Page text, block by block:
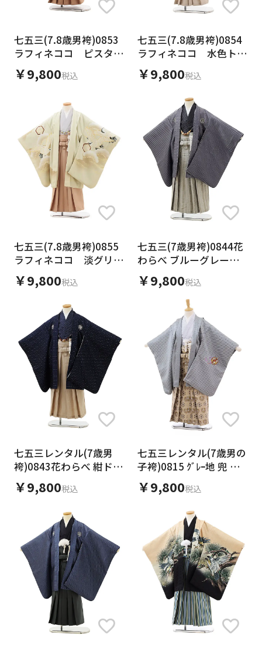
七五三(7.8歳男袴)0853
ラフィネココ ピスタチ
オチェック×ピンクベー
ジュ
￥9,800税込
七五三(7.8歳男袴)0854
ラフィネココ 水色トラ
ッド×ベージュ
￥9,800税込
七五三(7.8歳男袴)0855
ラフィネココ 淡グリー
ントラッド×モカベージ
ュ
￥9,800税込
七五三(7歳男袴)0844花
わらべ ブルーグレー紋
付xグレージュ袴
￥9,800税込
七五三レンタル(7歳男
袴)0843花わらべ 紺ドッ
トxベージュ袴
￥9,800税込
七五三レンタル(7歳男の
子袴)0815 ｸﾞﾚｰ地 兜 刺
繍
￥9,800税込